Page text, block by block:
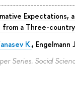
Expectations,
from a Three-
K., Engelmann
Series. Social